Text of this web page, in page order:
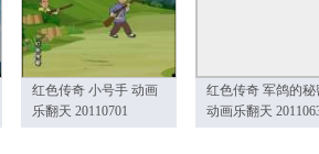
红色传奇 小号手 动画
乐翻天 20110701
红色传奇 军鸽的秘
动画乐翻天